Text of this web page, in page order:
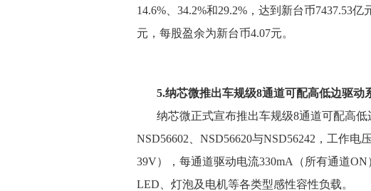
14.6%、34.2%和29.2%，达到新台币7437.53
元，每股盈余为新台币4.07元。
5.纳芯微推出车规级8通道可配高低边驱动
纳芯微正式宣布推出车规级8通道可配高低
NSD56602、NSD56620与NSD56242，工作电
39V），每通道驱动电流330mA（所有通道ON
LED、灯泡及电机等各类型感性容性负载。